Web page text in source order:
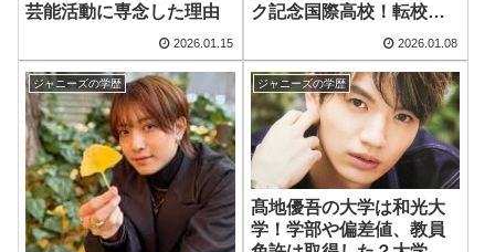
芸能活動に専念した理由
2026.01.15
ク記念国際高校！転校の
理由と野球部時代
2026.01.08
ジャニーズの学歴 ジャニーズの学歴
髙地優吾の大学は和光大
学！学部や偏差値、教員